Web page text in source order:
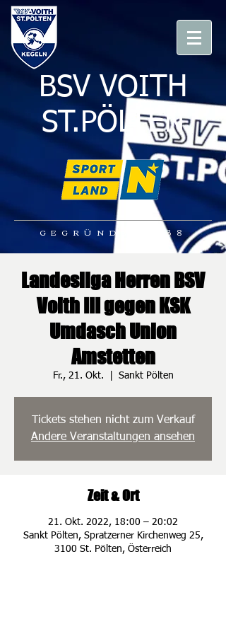
BSV VOITH
ST.PÖLTEN
GEGRÜNDET 1938
Landesliga Herren BSV
Voith III gegen KSK
Umdasch Union
Amstetten
Fr., 21. Okt. Sankt Pölten
Tickets stehen nicht zum Verkauf
Andere Veranstaltungen ansehen
Zeit & Ort
21. Okt. 2022, 18:00 – 20:02
Sankt Pölten, Spratzerner Kirchenweg 25,
3100 St. Pölten, Österreich